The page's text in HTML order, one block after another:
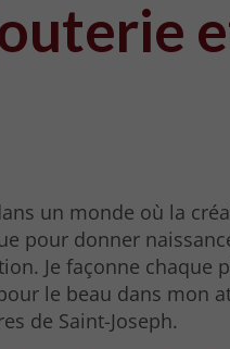
un monde où la
pour donner
Je façonne chaque
le beau dans mon
de Saint-Joseph.